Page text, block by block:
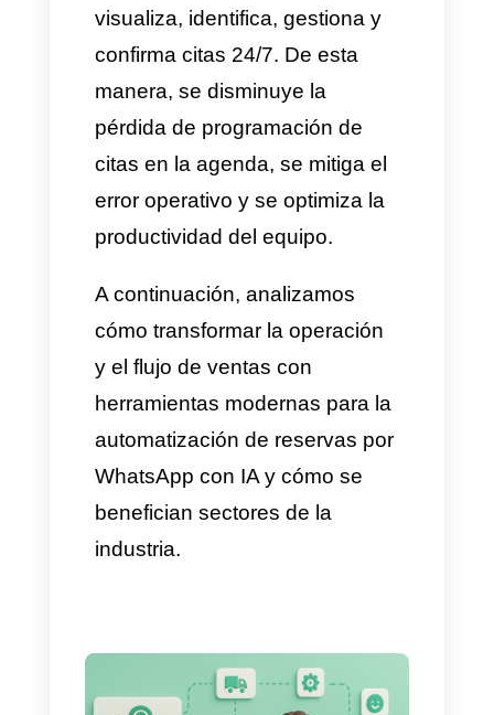
la competencia. Por esto, la
importancia estratégica de
implementar laautomatización
de reservas por WhatsApp
con IA.
de mensajería instantánea y un
calendario de gestión
integrados, se logra transformar
una simple app en un canal
potencial de ventas que
visualiza, identifica, gestiona y
pérdida de programación de